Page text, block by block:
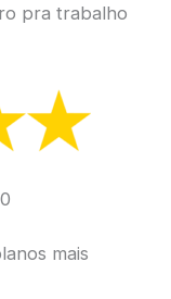
pra trabalho
mais